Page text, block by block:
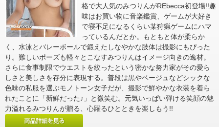
格で大人気のみつりんがREbecca初登場!!趣
味はお買い物に音楽鑑賞、ゲームが大好き
で寝不足になるくらい某狩猟ゲームにハマ
っているんだとか。もともと体が柔らか
く、水泳とバレーボールで鍛えたしなやかな肢体は撮影にもぴった
り。難しいポーズも軽々とこなすみつりんはイメージ向きの逸材。
さらに食事制限でウエストを絞ったという密かな努力家がその愛ら
しさと美しさを存分に表現する。普段は黒やベージュなどシックな
色味の私服を選ぶモノトーン女子だが、撮影で鮮やかな衣装を着ら
れたことに「新鮮だった♪」と微笑む。元気いっぱい弾ける笑顔の魅
力溢れるみつりんが贈る、心躍るひとときを楽しもう!!